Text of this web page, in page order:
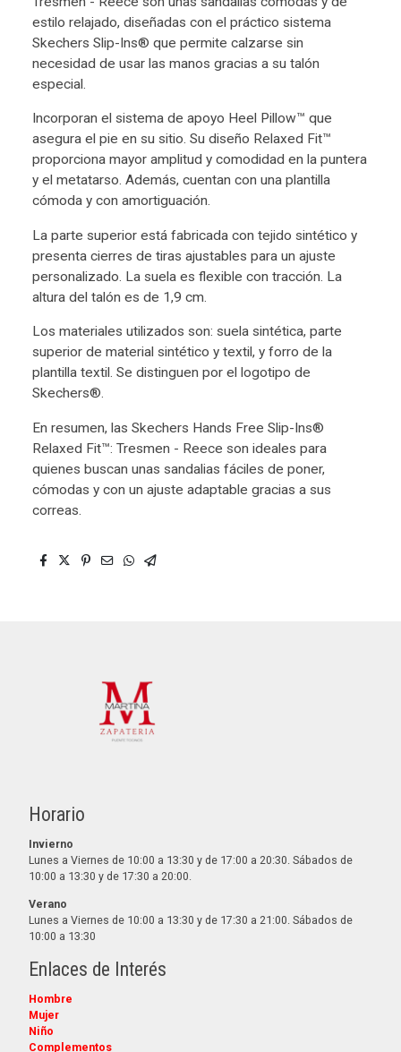
estilo relajado, diseñadas con el práctico sistema
Skechers Slip-Ins® que permite calzarse sin
necesidad de usar las manos gracias a su talón
especial.
Incorporan el sistema de apoyo Heel Pillow™ que
asegura el pie en su sitio. Su diseño Relaxed Fit™
proporciona mayor amplitud y comodidad en la puntera
y el metatarso. Además, cuentan con una plantilla
cómoda y con amortiguación.
La parte superior está fabricada con tejido sintético y
presenta cierres de tiras ajustables para un ajuste
personalizado. La suela es flexible con tracción. La
altura del talón es de 1,9 cm.
Los materiales utilizados son: suela sintética, parte
superior de material sintético y textil, y forro de la
plantilla textil. Se distinguen por el logotipo de
Skechers®.
En resumen, las Skechers Hands Free Slip-Ins®
Relaxed Fit™: Tresmen - Reece son ideales para
quienes buscan unas sandalias fáciles de poner,
cómodas y con un ajuste adaptable gracias a sus
correas.
Horario
Invierno
Lunes a Viernes de 10:00 a 13:30 y de 17:00 a 20:30. Sábados de
10:00 a 13:30 y de 17:30 a 20:00.
Verano
Lunes a Viernes de 10:00 a 13:30 y de 17:30 a 21:00. Sábados de
10:00 a 13:30
Enlaces de Interés
Hombre
Mujer
Niño
Complementos